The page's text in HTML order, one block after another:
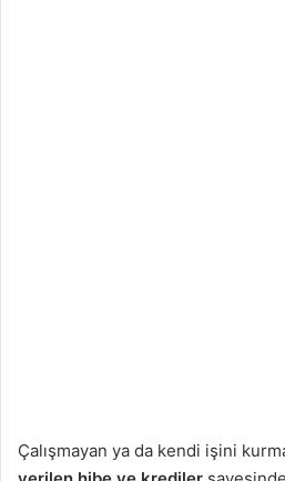
Çalışmayan ya da kendi işini